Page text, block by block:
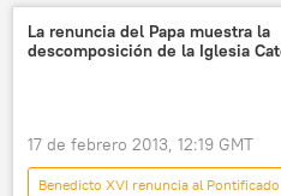
📊 Infografía
Multimedia
La renuncia del Papa muestra la
descomposición de la Iglesia
17 de febrero 2013, 12:19 GMT
Benedicto XVI renuncia al Pontificado